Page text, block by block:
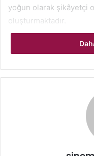
yoğun olarak şikâyetçi
oluşturmaktadır.
Akıllı telefonların şarj
yüklenen uygulamalar,
hafızasını
uygulamanın birlikte
şarj ömrünü
sürülen yöntemlerden
sürdüren